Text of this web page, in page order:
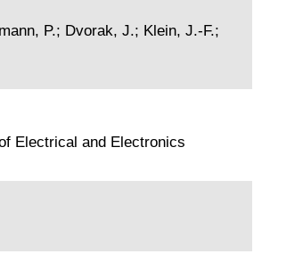
P.; Dvorak, J.; Klein, J.-F.;
Electrical and Electronics